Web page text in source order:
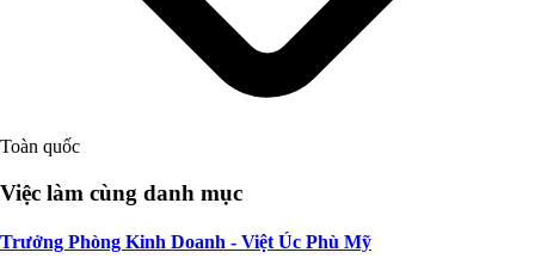
Toàn quốc
Việc làm cùng danh mục
Trưởng Phòng Kinh Doanh - Việt Úc Phù Mỹ